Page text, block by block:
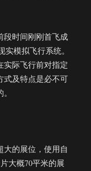
段时间刚刚首飞成
模拟飞行系统。
实际飞行前对指定
式及特点是必不可
大的展位，使用自
大概70平米的展